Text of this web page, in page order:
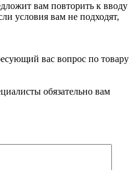
вам повторить к вводу
условия вам не подходят,
вас вопрос по товару
обязательно вам